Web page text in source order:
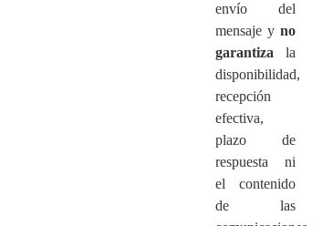
envío del
mensaje y no
garantiza la
disponibilidad,
recepción
efectiva,
plazo de
respuesta ni
el contenido
de las